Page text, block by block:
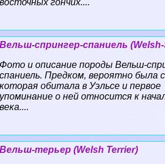
восточных гончих....
Вельш-спрингер-спаниель
Фото и описание породы Вельш-
спаниель. Предком, вероятно была
которая обитала в Уэльсе и первое
упоминание о ней относится к
века....
Вельш-терьер (Welsh Terrier)